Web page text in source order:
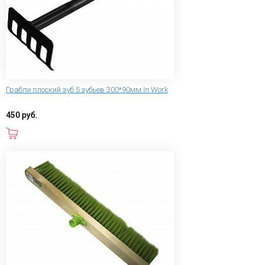
Грабли плоский зуб 5 зубьев 300*90мм In Work
450 руб.